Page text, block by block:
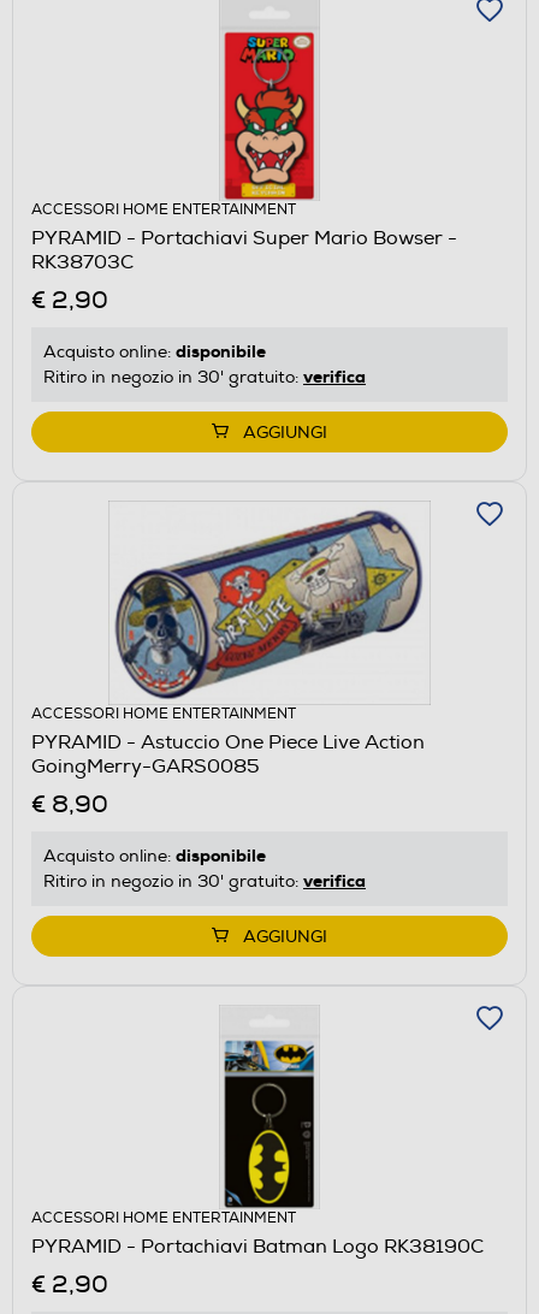
ACCESSORI HOME ENTERTAINMENT
PYRAMID - Portachiavi Super Mario Bowser -
RK38703C
€ 2,90
Acquisto online: disponibile
Ritiro in negozio in 30' gratuito: verifica
AGGIUNGI
ACCESSORI HOME ENTERTAINMENT
PYRAMID - Astuccio One Piece Live Action
GoingMerry-GARS0085
€ 8,90
Acquisto online: disponibile
Ritiro in negozio in 30' gratuito: verifica
AGGIUNGI
ACCESSORI HOME ENTERTAINMENT
PYRAMID - Portachiavi Batman Logo RK38190C
€ 2,90